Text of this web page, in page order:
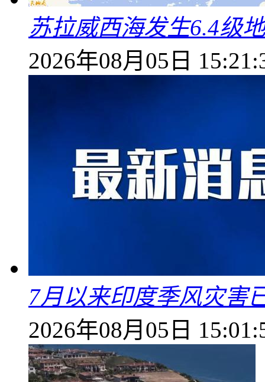
苏拉威西海发生6.4级
2026年08月05日
7月以来印度季风灾害
2026年08月05日